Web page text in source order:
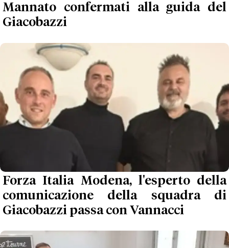
Mannato confermati alla guida del
Giacobazzi
Forza Italia Modena, l'esperto della
comunicazione della squadra di
Giacobazzi passa con Vannacci